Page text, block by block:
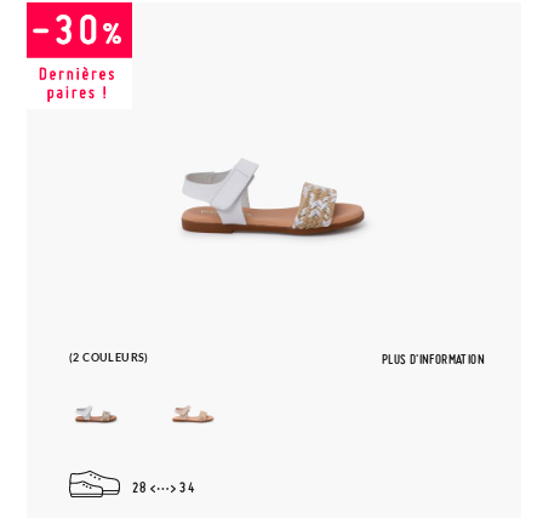
(2 COULEURS) PLUS D'INFORMATION
28 34